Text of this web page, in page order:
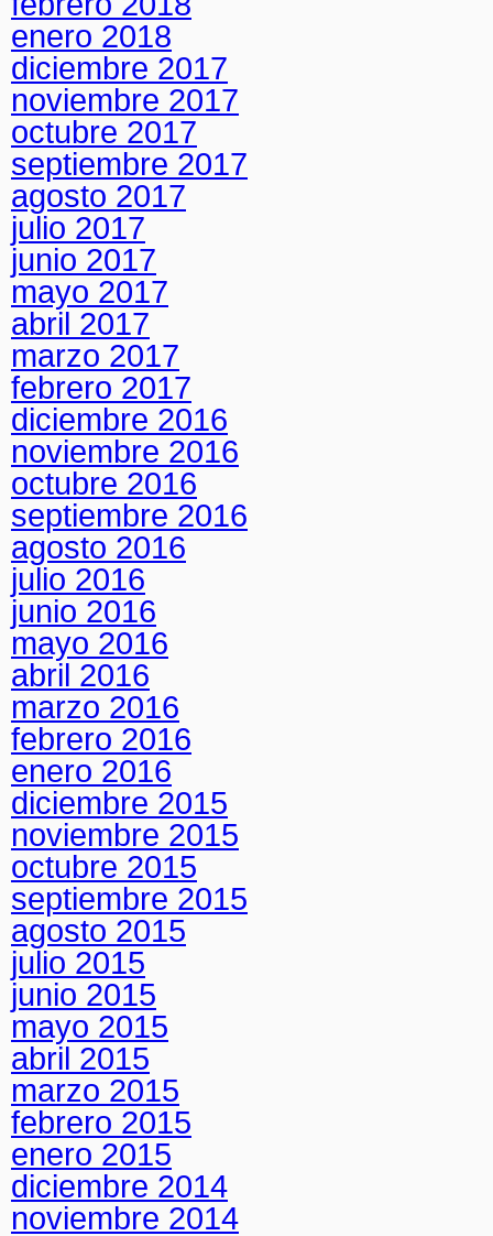
enero 2018
diciembre 2017
noviembre 2017
octubre 2017
septiembre 2017
agosto 2017
julio 2017
junio 2017
mayo 2017
abril 2017
marzo 2017
febrero 2017
diciembre 2016
noviembre 2016
octubre 2016
septiembre 2016
agosto 2016
julio 2016
junio 2016
mayo 2016
abril 2016
marzo 2016
febrero 2016
enero 2016
diciembre 2015
noviembre 2015
octubre 2015
septiembre 2015
agosto 2015
julio 2015
junio 2015
mayo 2015
abril 2015
marzo 2015
febrero 2015
enero 2015
diciembre 2014
noviembre 2014